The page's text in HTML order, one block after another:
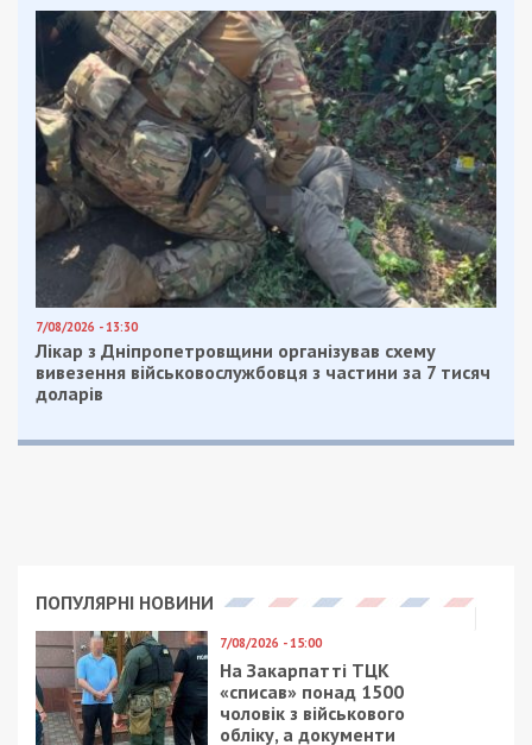
– Мы работаем согласно плану, который нам расписали
на год. Сегодня, например, нужно поднимать ливневки из-
за ремонта дороги, работаем в оперативном режиме.
Всего на 2018 год предусмотрено, что мы заменим 5%
всех ливневок в Днепре, – заявил Михаил Ступак.
Также чиновник отмечает, что провалившиеся
ливневые канализации как раз те, которые не
успели заменить. Их клали на кирпичную основу
еще в 50–60 годах. Теперь же новую сливную
систему кладут на бетон, и чиновники уверяют,
что она гораздо надежнее.